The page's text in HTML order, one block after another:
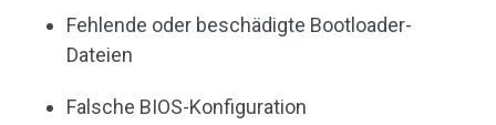
Fehlende oder beschädigte Bootloader-
Dateien
Falsche BIOS-Konfiguration